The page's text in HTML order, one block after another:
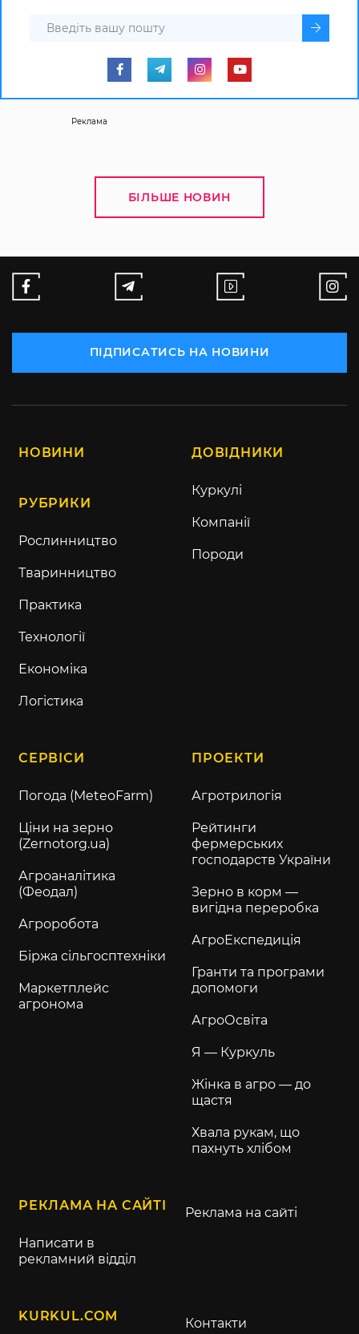
Реклама
БІЛЬШЕ НОВИН
ПІДПИСАТИСЬ НА НОВИНИ
НОВИНИ
РУБРИКИ
Рослинництво
Тваринництво
Практика
Технології
Економіка
Логістика
ДОВІДНИКИ
Куркулі
Компанії
Породи
СЕРВІСИ
Погода (MeteoFarm)
Ціни на зерно
(Zernotorg.ua)
Агроаналітика
(Феодал)
Агроробота
Біржа сільгосптехніки
Маркетплейс
агронома
ПРОЕКТИ
Агротрилогія
Рейтинги
фермерських
господарств України
Зерно в корм —
вигідна переробка
АгроЕкспедиція
Гранти та програми
допомоги
АгроОсвіта
Я — Куркуль
Жінка в агро — до
щастя
Хвала рукам, що
пахнуть хлібом
РЕКЛАМА НА САЙТІ
Написати в
рекламний відділ
Реклама на сайті
KURKUL.COM Контакти